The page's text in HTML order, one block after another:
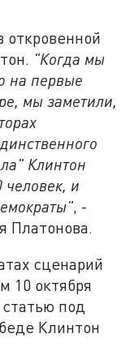
"Когда мы
на первые
мы заметили,
Клинтон
человек, и
, -
Платонова.
сценарий
10 октября
под
Клинтон